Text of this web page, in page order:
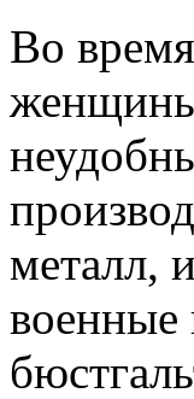
Во
женщины
металл,
военные